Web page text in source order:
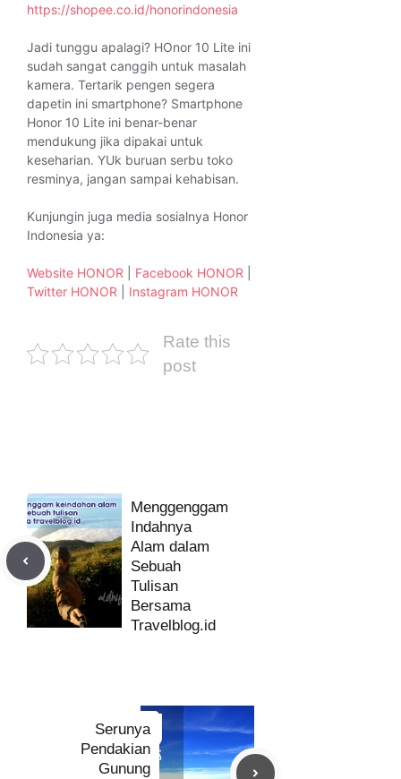
https://shopee.co.id/honorindonesia
Jadi tunggu apalagi? HOnor 10 Lite ini
sudah sangat canggih untuk masalah
kamera. Tertarik pengen segera
dapetin ini smartphone? Smartphone
Honor 10 Lite ini benar-benar
mendukung jika dipakai untuk
keseharian. YUk buruan serbu toko
resminya, jangan sampai kehabisan.
Kunjungin juga media sosialnya Honor
Indonesia ya:
Website HONOR Facebook HONOR
Twitter HONOR
Instagram HONOR
Rate this
post
Menggenggam
Indahnya
Alam dalam
Sebuah
Tulisan
Bersama
Travelblog.id
Serunya
Pendakian
Gunung